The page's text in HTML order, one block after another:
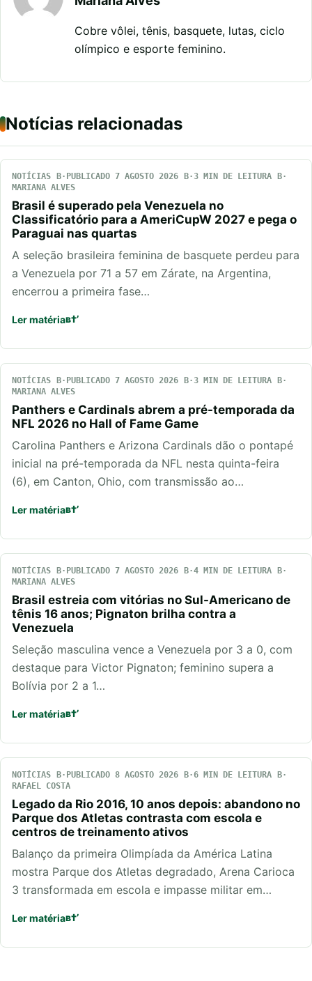
Cobre vôlei, tênis, basquete, lutas, ciclo
olímpico e esporte feminino.
Notícias relacionadas
NOTÍCIAS PUBLICADO 7 AGOSTO 2026
3 MIN DE LEITURA
MARIANA ALVES
Brasil é superado pela Venezuela no
Classificatório para a AmeriCupW 2027 e pega o
Paraguai nas quartas
A seleção brasileira feminina de basquete perdeu para
a Venezuela por 71 a 57 em Zárate, na Argentina,
encerrou a primeira fase…
Ler matéria
NOTÍCIAS PUBLICADO 7 AGOSTO 2026
3 MIN DE LEITURA
MARIANA ALVES
Panthers e Cardinals abrem a pré-temporada da
NFL 2026 no Hall of Fame Game
Carolina Panthers e Arizona Cardinals dão o pontapé
inicial na pré-temporada da NFL nesta quinta-feira
(6), em Canton, Ohio, com transmissão ao…
Ler matéria
NOTÍCIAS PUBLICADO 7 AGOSTO 2026
4 MIN DE LEITURA
MARIANA ALVES
Brasil estreia com vitórias no Sul-Americano de
tênis 16 anos; Pignaton brilha contra a
Venezuela
Seleção masculina vence a Venezuela por 3 a 0, com
destaque para Victor Pignaton; feminino supera a
Bolívia por 2 a 1…
Ler matéria
NOTÍCIAS PUBLICADO 8 AGOSTO 2026
6 MIN DE LEITURA
RAFAEL COSTA
Legado da Rio 2016, 10 anos depois: abandono no
Parque dos Atletas contrasta com escola e
centros de treinamento ativos
Balanço da primeira Olimpíada da América Latina
mostra Parque dos Atletas degradado, Arena Carioca
3 transformada em escola e impasse militar em…
Ler matéria